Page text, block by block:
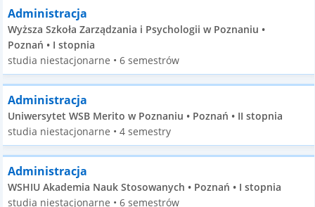
Administracja
Wyższa Szkoła Zarządzania i Psychologii w Poznaniu •
Poznań • I stopnia
studia niestacjonarne • 6 semestrów
Administracja
Uniwersytet WSB Merito w Poznaniu • Poznań • II stopnia
studia niestacjonarne • 4 semestry
Administracja
WSHIU Akademia Nauk Stosowanych • Poznań • I stopnia
studia niestacjonarne • 6 semestrów